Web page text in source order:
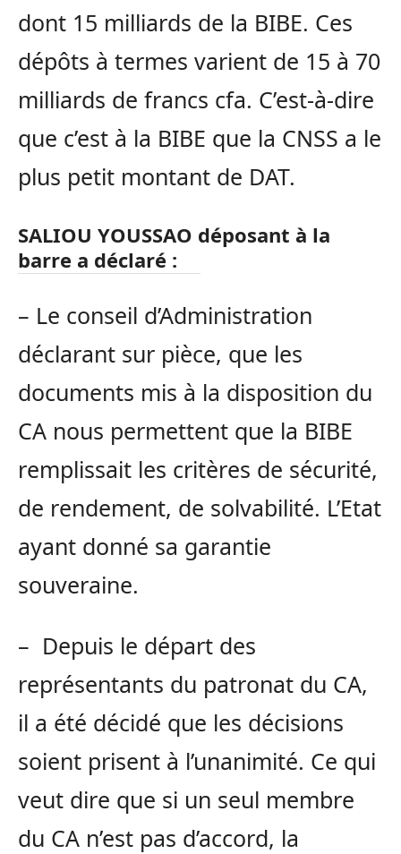
dont 15 milliards de la BIBE. Ces
dépôts à termes varient de 15 à 70
milliards de francs cfa. C’est-à-dire
que c’est à la BIBE que la CNSS a le
plus petit montant de DAT.
SALIOU YOUSSAO déposant à la
barre a déclaré :
– Le conseil d’Administration
déclarant sur pièce, que les
documents mis à la disposition du
CA nous permettent que la BIBE
remplissait les critères de sécurité,
de rendement, de solvabilité. L’Etat
ayant donné sa garantie
souveraine.
– Depuis le départ des
représentants du patronat du CA,
il a été décidé que les décisions
soient prisent à l’unanimité. Ce qui
veut dire que si un seul membre
du CA n’est pas d’accord, la